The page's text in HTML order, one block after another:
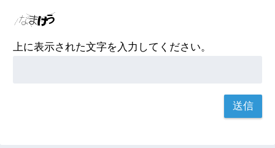
2 氏名（かな） *必須
上に表示された文字を入力してください。